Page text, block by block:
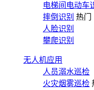
电梯间电动车
摔倒识别 热门
人脸识别
攀爬识别
无人机应用
人员溺水巡检
火灾烟雾巡检